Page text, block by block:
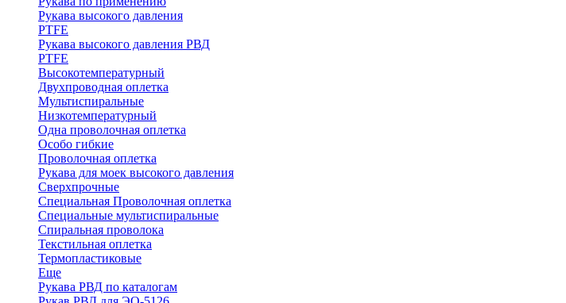
Рукава высокого давления
PTFE
Рукава высокого давления РВД
PTFE
Высокотемпературный
Двухпроводная оплетка
Мультиспиральные
Низкотемпературный
Одна проволочная оплетка
Особо гибкие
Проволочная оплетка
Рукава для моек высокого давления
Сверхпрочные
Специальная Проволочная оплетка
Специальные мультиспиральные
Спиральная проволока
Текстильная оплетка
Термопластиковые
Еще
Рукава РВД по каталогам